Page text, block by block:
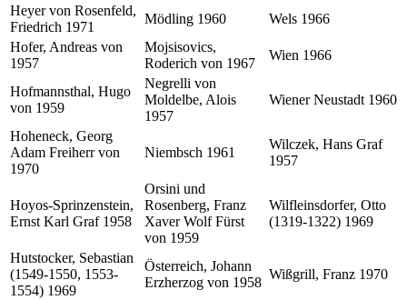
Heyer von Rosenfeld,
Friedrich 1971
Mödling 1960
Wels 1966
Hofer, Andreas von
1957
Mojsisovics,
Roderich von 1967
Wien 1966
Hofmannsthal, Hugo
von 1959
Negrelli von
Moldelbe, Alois
1957
Wiener Neustadt 1960
Hoheneck, Georg
Adam Freiherr von
1970
Niembsch 1961
Wilczek, Hans Graf
1957
Hoyos-Sprinzenstein,
Ernst Karl Graf 1958
Orsini und
Rosenberg, Franz
Xaver Wolf Fürst
von 1959
Wilfleinsdorfer, Otto
(1319-1322) 1969
Hutstocker, Sebastian
(1549-1550, 1553-
1554) 1969
Österreich, Johann
Erzherzog von 1958
Wißgrill, Franz 1970